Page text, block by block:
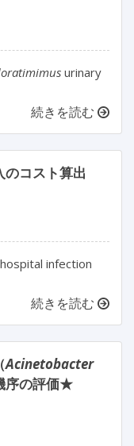
urinary
続きを読む
のコスト算出
infection
続きを読む
Acinetobacter
序の評価★